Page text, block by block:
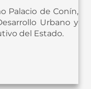
de Conín,
Urbano y
del Estado.